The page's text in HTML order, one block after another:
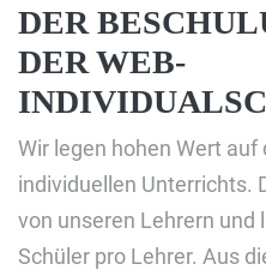
DER
DER WEB-
Wir legen hohen Wert auf
individuellen Unterrichts.
von unseren Lehrern und
Schüler pro Lehrer. Aus